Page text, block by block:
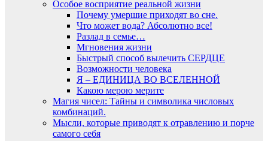
Особое восприятие реальной жизни
Почему умершие приходят во сне.
Что может вода? Абсолютно все!
Разлад в семье…
Мгновения жизни
Быстрый способ вылечить СЕРДЦЕ
Возможности человека
Я – ЕДИНИЦА ВО ВСЕЛЕННОЙ
Какою мерою мерите
Магия чисел: Тайны и символика числовых
комбинаций.
Мысли, которые приводят к отравлению и порче
самого себя